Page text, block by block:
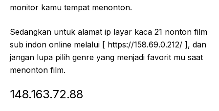
monitor kamu tempat menonton.
Sedangkan untuk alamat ip layar kaca 21 nonton film
sub indon online melalui [ https://158.69.0.212/ ], dan
jangan lupa pilih genre yang menjadi favorit mu saat
menonton film.
148.163.72.88